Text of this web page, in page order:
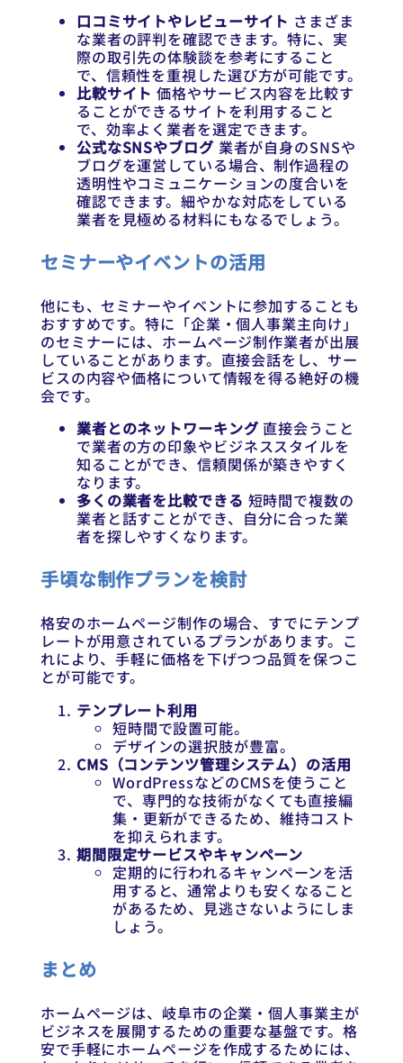
口コミサイトやレビューサイト さまざま
な業者の評判を確認できます。特に、実
際の取引先の体験談を参考にすること
で、信頼性を重視した選び方が可能です。
比較サイト 価格やサービス内容を比較す
ることができるサイトを利用すること
で、効率よく業者を選定できます。
公式なSNSやブログ業者が自身のSNSや
ブログを運営している場合、制作過程の
透明性やコミュニケーションの度合いを
確認できます。細やかな対応をしている
業者を見極める材料にもなるでしょう。
セミナーやイベントの活用
他にも、セミナーやイベントに参加することも
おすすめです。特に「企業・個人事業主向け」
のセミナーには、ホームページ制作業者が出展
していることがあります。直接会話をし、サー
ビスの内容や価格について情報を得る絶好の機
会です。
業者とのネットワーキング直接会うこと
で業者の方の印象やビジネススタイルを
知ることができ、信頼関係が築きやすく
なります。
多くの業者を比較できる 短時間で複数の
業者と話すことができ、自分に合った業
者を探しやすくなります。
手頃な制作プランを検討
格安のホームページ制作の場合、すでにテンプ
レートが用意されているプランがあります。こ
れにより、手軽に価格を下げつつ品質を保つこ
とが可能です。
テンプレート利用
短時間で設置可能。
デザインの選択肢が豊富。
CMS（コンテンツ管理システム）の活用
WordPressなどのCMSを使うこと
で、専門的な技術がなくても直接編
集・更新ができるため、維持コスト
を抑えられます。
期間限定サービスやキャンペーン
定期的に行われるキャンペーンを活
用すると、通常よりも安くなること
があるため、見逃さないようにしま
しょう。
まとめ
ホームページは、岐阜市の企業・個人事業主が
ビジネスを展開するための重要な基盤です。格
安で手軽にホームページを作成するためには、